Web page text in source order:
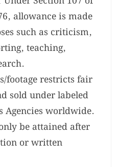
allowance is made
such as criticism,
teaching,
footage restricts fair
sold under labeled
worldwide.
be attained after
or written